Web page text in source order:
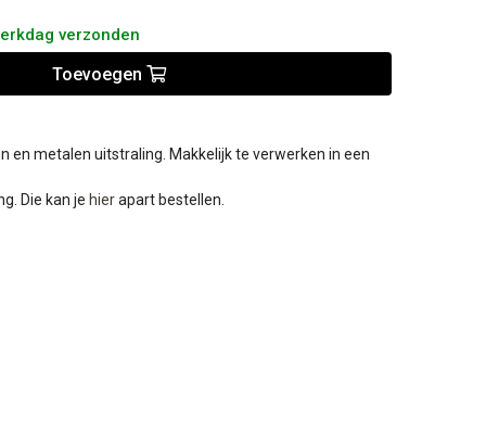
verzonden
Toevoegen
en metalen uitstraling. Makkelijk te verwerken in een
Die kan je hierapart bestellen.